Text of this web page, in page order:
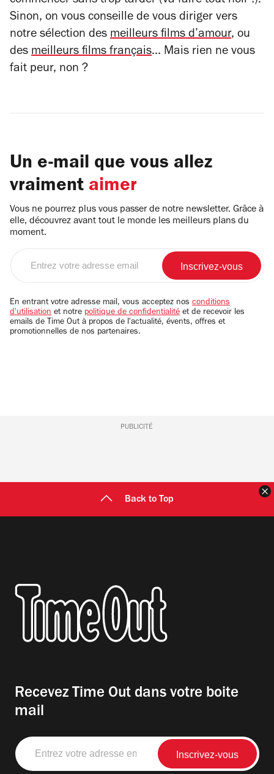
Sinon, on vous conseille de vous diriger vers
notre sélection des meilleurs films d’amour, ou
des meilleurs films français… Mais rien ne vous
fait peur, non ?
Un e-mail que vous allez
vraiment aimer
Vous ne pourrez plus vous passer de notre newsletter. Grâce à
elle, découvrez avant tout le monde les meilleurs plans du
moment.
email
En entrant votre adresse mail, vous acceptez nos conditions
d'utilisation et notre politique de confidentialité et de recevoir les
emails de Time Out à propos de l'actualité, évents, offres et
promotionnelles de nos partenaires.
PUBLICITÉ
Back to Top
Recevez Time Out dans votre boite
mail
Entrez
votre